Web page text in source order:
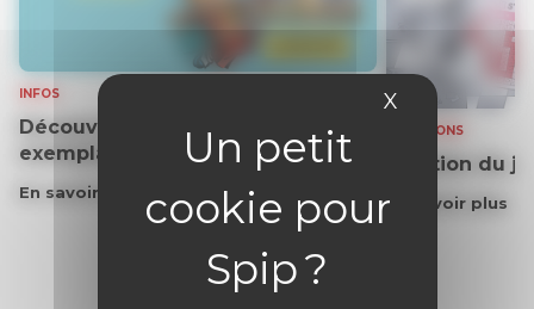
X Masquer le
INFOS
Découvrez gratuitement un
exemplaire du journal !
En savoir plus
SOLUTIONS
Solution du
En savoir plus